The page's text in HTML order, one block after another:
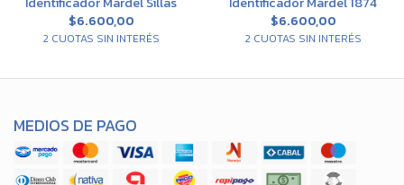
$6.600,00
2 CUOTAS SIN INTERÉS
$6.600,00
2 CUOTAS SIN INTERÉS
MEDIOS DE PAGO